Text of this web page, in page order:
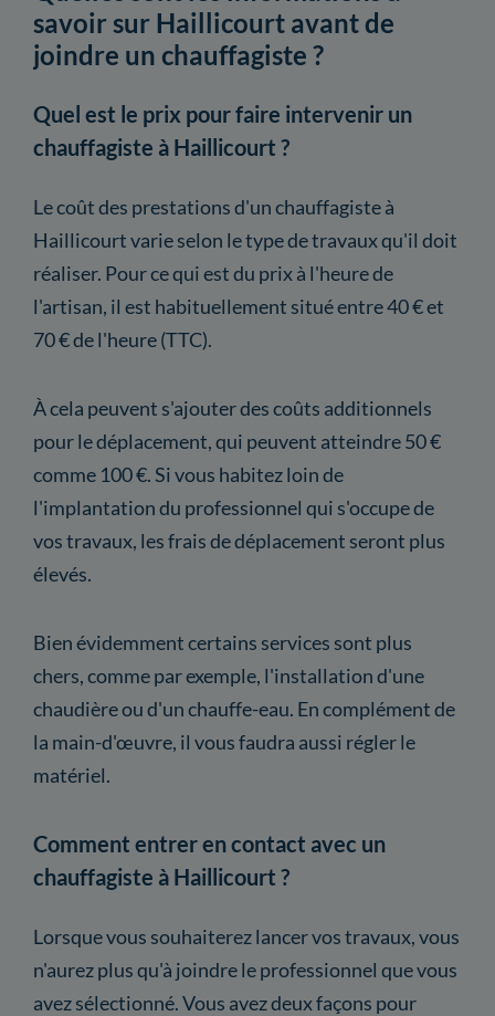
savoir sur Haillicourt avant de
joindre un chauffagiste ?
Quel est le prix pour faire intervenir un
chauffagiste à Haillicourt ?
Le coût des prestations d'un chauffagiste à
Haillicourt varie selon le type de travaux qu'il doit
réaliser. Pour ce qui est du prix à l'heure de
l'artisan, il est habituellement situé entre 40 € et
70 € de l'heure (TTC).
À cela peuvent s'ajouter des coûts additionnels
pour le déplacement, qui peuvent atteindre 50 €
comme 100 €. Si vous habitez loin de
l'implantation du professionnel qui s'occupe de
vos travaux, les frais de déplacement seront plus
élevés.
Bien évidemment certains services sont plus
chers, comme par exemple, l'installation d'une
chaudière ou d'un chauffe-eau. En complément de
la main-d'œuvre, il vous faudra aussi régler le
matériel.
Comment entrer en contact avec un
chauffagiste à Haillicourt ?
Lorsque vous souhaiterez lancer vos travaux, vous
n'aurez plus qu'à joindre le professionnel que vous
avez sélectionné. Vous avez deux façons pour